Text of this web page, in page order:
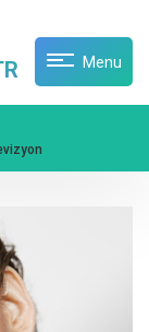
Menu